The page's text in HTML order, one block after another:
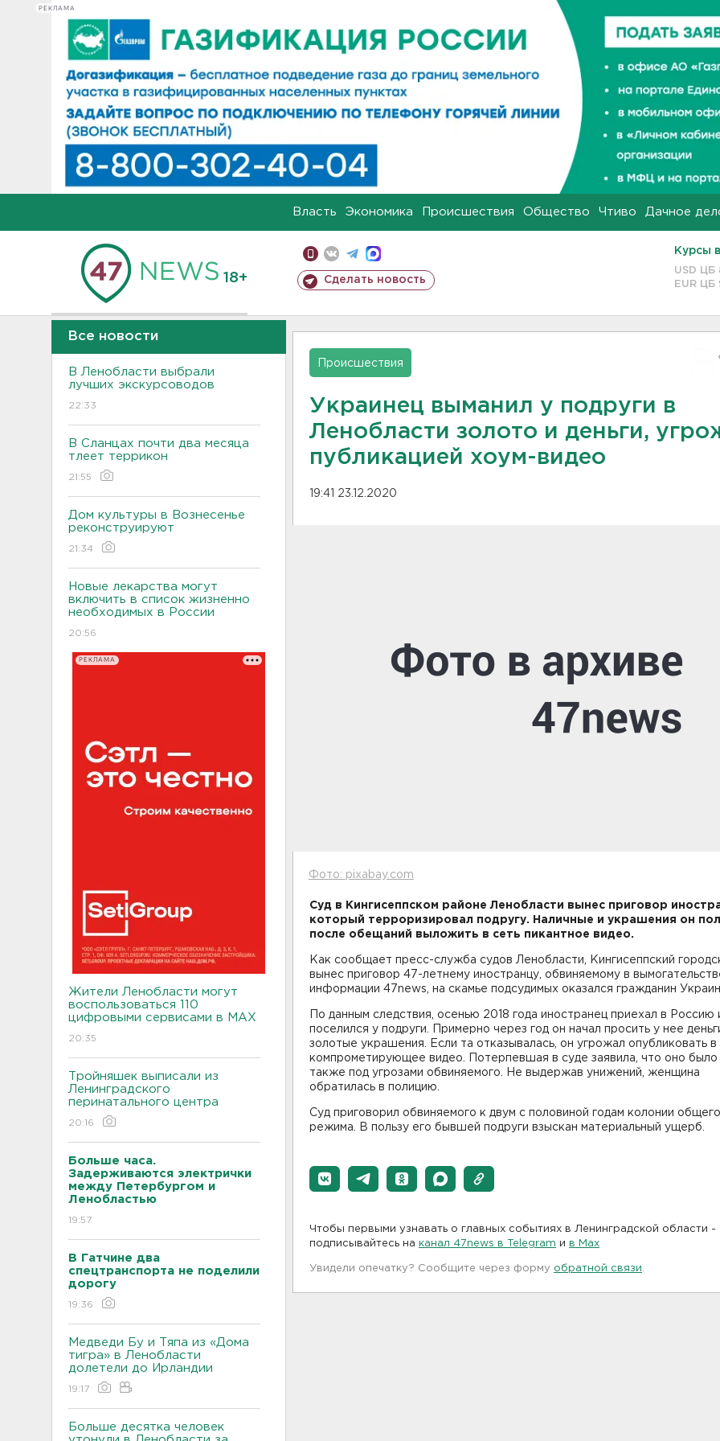
РЕКЛАМА
Власть Экономика Происшествия Общество Чтиво Дачное
18+ Сделать новость
Курсы
USD ЦБ
EUR ЦБ
Все новости
В Ленобласти выбрали
лучших экскурсоводов
22:33
В Сланцах почти два месяца
тлеет террикон
21:55
Дом культуры в Вознесенье
реконструируют
21:34
Новые лекарства могут
включить в список жизненно
необходимых в России
20:56
РЕКЛАМА
Жители Ленобласти могут
воспользоваться 110
цифровыми сервисами в МАХ
20:35
Тройняшек выписали из
Ленинградского
перинатального центра
20:16
Больше часа.
Задерживаются электрички
между Петербургом и
Ленобластью
19:57
В Гатчине два
спецтранспорта не поделили
дорогу
19:36
Медведи Бу и Тяпа из «Дома
тигра» в Ленобласти
долетели до Ирландии
19:17
Больше десятка человек
Происшествия
Украинец выманил у подруги в
Ленобласти золото и деньги,
публикацией хоум-видео
19:41 23.12.2020
Фото: pixabay.com
Суд в Кингисеппском районе Ленобласти вынес приговор
который терроризировал подругу. Наличные и украшения он
после обещаний выложить в сеть пикантное видео.
Как сообщает пресс-служба судов Ленобласти, Кингисеппский
вынес приговор 47-летнему иностранцу, обвиняемому в
информации 47news, на скамье подсудимых оказался гражданин
По данным следствия, осенью 2018 года иностранец приехал в Россию
поселился у подруги. Примерно через год он начал просить у нее
золотые украшения. Если та отказывалась, он угрожал опубликовать в
компрометирующее видео. Потерпевшая в суде заявила, что оно было
также под угрозами обвиняемого. Не выдержав унижений, женщина
обратилась в полицию.
Суд приговорил обвиняемого к двум с половиной годам колонии общего
режима. В пользу его бывшей подруги взыскан материальный ущерб.
Чтобы первыми узнавать о главных событиях в Ленинградской области -
подписывайтесь на канал 47news в Telegram и в Maх
Увидели опечатку? Сообщите через форму обратной связи